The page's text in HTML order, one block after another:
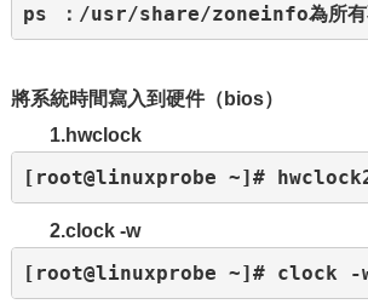
ps ：/usr/share/zoneinfo為所
將系統時間寫入到硬件（bios）
1.hwclock
[root@linuxprobe ~]#
2.clock -w
[root@linuxprobe ~]# clock -